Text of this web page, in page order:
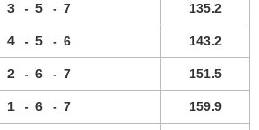
3 - 5 - 7 135.2
4 - 5 - 6 143.2
2 - 6 - 7 151.5
1 - 6 - 7 159.9